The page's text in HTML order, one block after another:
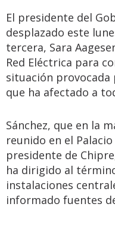
El presidente del
desplazado este
tercera, Sara
Red Eléctrica para
situación
que ha afectado a
Sánchez, que en la
reunido en el
presidente de
ha dirigido al
instalaciones
informado fuentes